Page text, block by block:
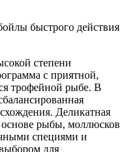
быстрого действия
степени
с приятной,
трофейной рыбе. В
Деликатная
основе рыбы, моллюсков
специями и
для